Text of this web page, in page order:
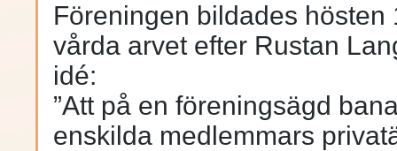
Föreningen bildades
vårda arvet efter Rustan
idé:
”Att på en föreningsägd
enskilda medlemmars